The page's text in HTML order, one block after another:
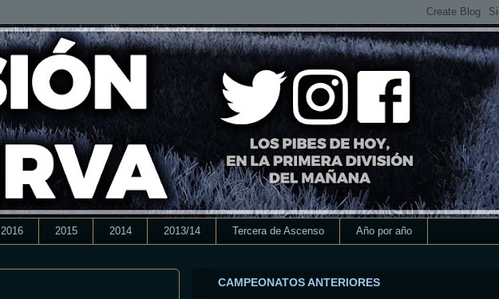
2016 2015 2014 2013/14 Tercera de Ascenso Año por año
CAMPEONATOS ANTERIORES